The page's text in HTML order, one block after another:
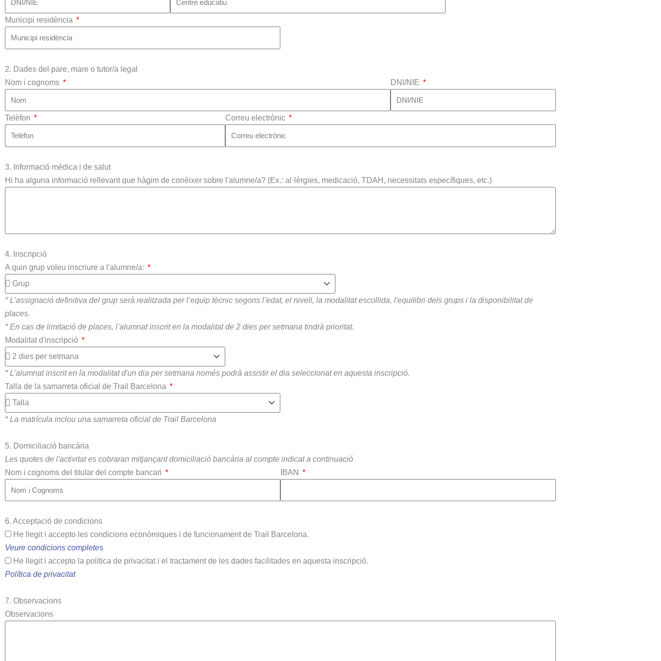
Municipi residència
2. Dades del pare, mare o tutor/a legal
Nom i cognoms
DNI/NIE
Telèfon Correu electrònic
3. Informació mèdica i de salut
Hi ha alguna informació rellevant que hàgim de conèixer sobre l'alumne/a? (Ex.: al·lèrgies, medicació, TDAH, necessitats específiques, etc.)
4. Inscripció
A quin grup voleu inscriure a l'alumne/a:
* L’assignació definitiva del grup serà realitzada per l’equip tècnic segons l’edat, el nivell, la modalitat escollida, l'equilibri dels grups i la disponibilitat de
places.
* En cas de limitació de places, l’alumnat inscrit en la modalitat de 2 dies per setmana tindrà prioritat.
Modalitat d'inscripció
* L’alumnat inscrit en la modalitat d'un dia per setmana només podrà assistir el dia seleccionat en aquesta inscripció.
Talla de la samarreta oficial de Trail Barcelona
* La matrícula inclou una samarreta oficial de Trail Barcelona
5. Domiciliació bancària
Les quotes de l'activitat es cobraran mitjançant domiciliació bancària al compte indicat a continuació
Nom i cognoms del titular del compte bancari
IBAN
6. Acceptació de condicions
He llegit i accepto les condicions econòmiques i de funcionament de Trail Barcelona.
Veure condicions completes
He llegit i accepto la política de privacitat i el tractament de les dades facilitades en aquesta inscripció.
Política de privacitat
7. Observacions
Observacions